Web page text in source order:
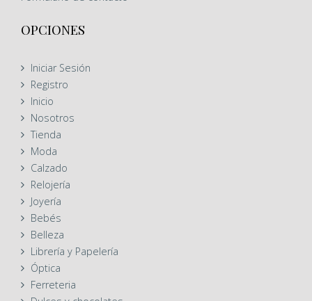
OPCIONES
Iniciar Sesión
Registro
Inicio
Nosotros
Tienda
Moda
Calzado
Relojería
Joyería
Bebés
Belleza
Librería y Papelería
Óptica
Ferreteria